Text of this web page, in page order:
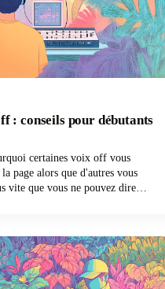
: conseils pour débutants
certaines voix off vous
page alors que d'autres vous
vite que vous ne pouvez dire
son comptent plus que votre